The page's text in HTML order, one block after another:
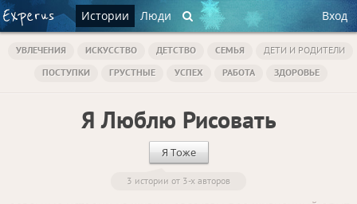
Истории Люди Вход
УВЛЕЧЕНИЯ ИСКУССТВО ДЕТСТВО СЕМЬЯ
ДЕТИ И РОДИТЕЛИ
ПОСТУПКИ
ГРУСТНЫЕ УСПЕХ РАБОТА ЗДОРОВЬЕ
Я Люблю Рисовать
Я Тоже
3 истории от 3-х авторов